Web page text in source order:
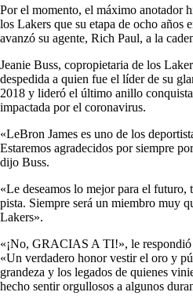
Por el momento, el máximo anotador
los Lakers que su etapa de ocho años
avanzó su agente, Rich Paul, a la
Jeanie Buss, copropietaria de los
despedida a quien fue el líder de su
2018 y lideró el último anillo
impactada por el coronavirus.
«LeBron James es uno de los
Estaremos agradecidos por siempre
dijo Buss.
«Le deseamos lo mejor para el futuro,
pista. Siempre será un miembro muy
Lakers».
«¡No, GRACIAS A TI!», le
«Un verdadero honor vestir el oro y
grandeza y los legados de quienes
hecho sentir orgullosos a algunos